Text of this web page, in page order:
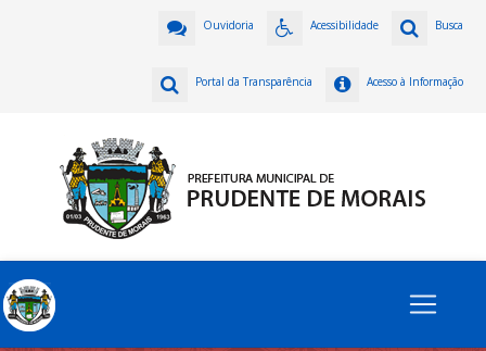
Busca
Acessibilidade
Ouvidoria
Acesso à Informação
Portal da Transparência